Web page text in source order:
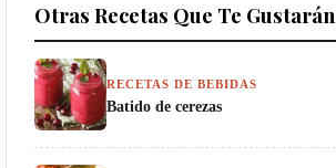
Otras Recetas Que Te Gustarán
RECETAS DE BEBIDAS
Batido de cerezas